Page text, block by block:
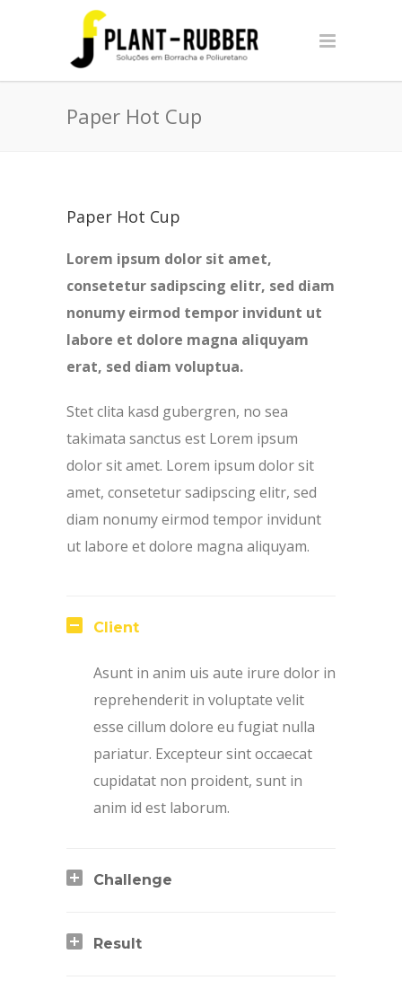
Paper Hot Cup
Paper Hot Cup
Lorem ipsum dolor sit amet,
consetetur sadipscing elitr, sed diam
nonumy eirmod tempor invidunt ut
labore et dolore magna aliquyam
erat, sed diam voluptua.
Stet clita kasd gubergren, no sea
takimata sanctus est Lorem ipsum
dolor sit amet. Lorem ipsum dolor sit
amet, consetetur sadipscing elitr, sed
diam nonumy eirmod tempor invidunt
ut labore et dolore magna aliquyam.
Client
Asunt in anim uis aute irure dolor in
reprehenderit in voluptate velit
esse cillum dolore eu fugiat nulla
pariatur. Excepteur sint occaecat
cupidatat non proident, sunt in
anim id est laborum.
Challenge
Result